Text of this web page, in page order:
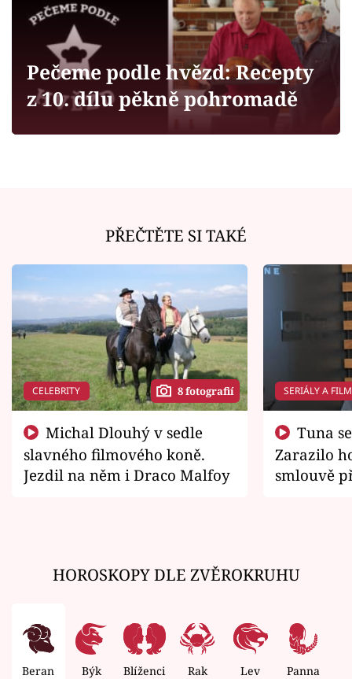
Sledujte prima+
Filmový festival Karlovy Vary
Sledujte nás
Pečeme podle hvězd: Recepty
z 10. dílu pěkně pohromadě
PŘEČTĚTE SI TAKÉ
CELEBRITY 8 fotografií
slavného filmového koně.
Jezdil na něm i Draco Malfoy
SERIÁLY A
Zarazilo
smlouvě
HOROSKOPY DLE ZVĚROKRUHU
Beran Býk Blíženci Rak Lev Panna